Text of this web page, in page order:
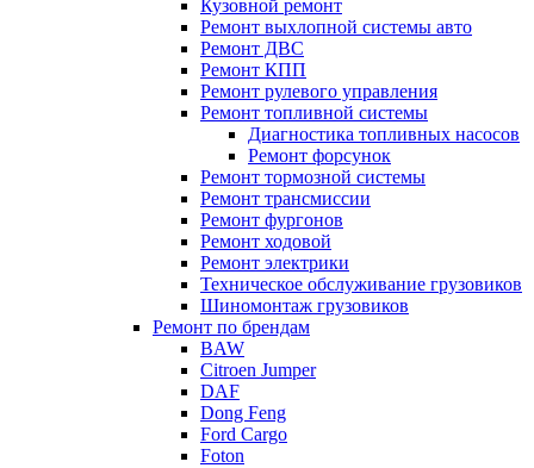
Кузовной ремонт
Ремонт выхлопной системы авто
Ремонт ДВС
Ремонт КПП
Ремонт рулевого управления
Ремонт топливной системы
Диагностика топливных насосов
Ремонт форсунок
Ремонт тормозной системы
Ремонт трансмиссии
Ремонт фургонов
Ремонт ходовой
Ремонт электрики
Техническое обслуживание грузовиков
Шиномонтаж грузовиков
Ремонт по брендам
BAW
Citroen Jumper
DAF
Dong Feng
Ford Cargo
Foton